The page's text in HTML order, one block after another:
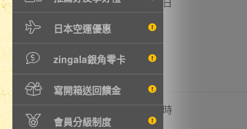
日本空運優惠
zingala銀角零卡
寫開箱送回饋金
會員分級制度
16 時